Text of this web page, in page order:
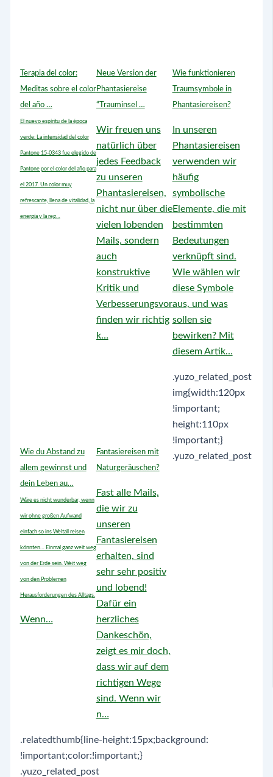
Terapia del color:
Meditas sobre el color
del año …
El nuevo espíritu de la época
verde: La intensidad del color
Pantone 15-0343 fue elegido de
Pantone por el color del año para
el 2017. Un color muy
refrescante, llena de vitalidad, la
energía y la reg…
Neue Version der
Phantasiereise
“Trauminsel …
Wir freuen uns
natürlich über
jedes Feedback
zu unseren
Phantasiereisen,
nicht nur über die
vielen lobenden
Mails, sondern
auch
konstruktive
Kritik und
Verbesserungsvorschläge
finden wir richtig
k…
Wie funktionieren
Traumsymbole in
Phantasiereisen?
In unseren
Phantasiereisen
verwenden wir
häufig
symbolische
Elemente, die mit
bestimmten
Bedeutungen
verknüpft sind.
Wie wählen wir
diese Symbole
aus, und was
sollen sie
bewirken? Mit
diesem Artik…
Wie du Abstand zu
allem gewinnst und
dein Leben au…
Wäre es nicht wunderbar, wenn
wir ohne großen Aufwand
einfach so ins Weltall reisen
könnten… Einmal ganz weit weg
von der Erde sein. Weit weg
von den Problemen
Herausforderungen des Alltags.
Wenn…
Fantasiereisen mit
Naturgeräuschen?
Fast alle Mails,
die wir zu
unseren
Fantasiereisen
erhalten, sind
sehr sehr positiv
und lobend!
Dafür ein
herzliches
Dankeschön,
zeigt es mir doch,
dass wir auf dem
richtigen Wege
sind. Wenn wir
n…
.yuzo_related_post
img{width:120px
!important;
height:110px
!important;}
.yuzo_related_post
.relatedthumb{line-height:15px;background:
!important;color:!important;}
.yuzo_related_post